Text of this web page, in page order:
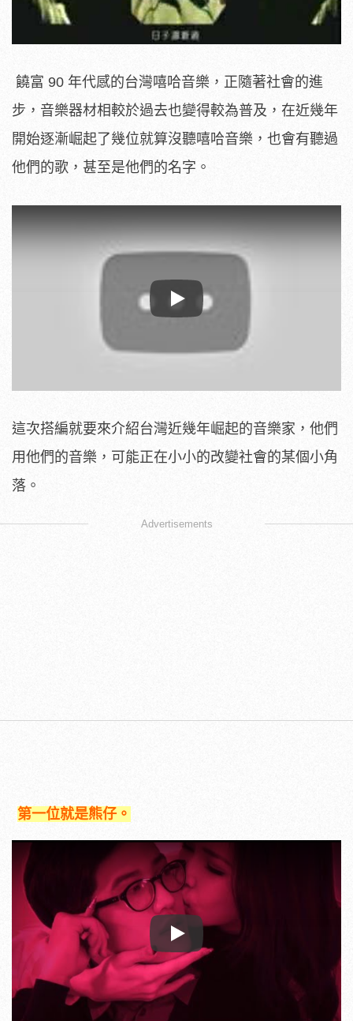
饒富 90 年代感的台灣嘻哈音樂，正隨著社會的進
步，音樂器材相較於過去也變得較為普及，在近幾年
開始逐漸崛起了幾位就算沒聽嘻哈音樂，也會有聽過
他們的歌，甚至是他們的名字。
Play
這次搭編就要來介紹台灣近幾年崛起的音樂家，他們
用他們的音樂，可能正在小小的改變社會的某個小角
落。
Advertisements
第一位就是熊仔。
Play